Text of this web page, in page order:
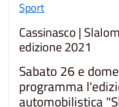
Sport
Cassinasco |
edizione 2021
Sabato 26 e
programma
automobilistica